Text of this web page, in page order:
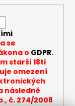
se
o GDPR.
starší 18ti
omezení
následně
č. 274/2008